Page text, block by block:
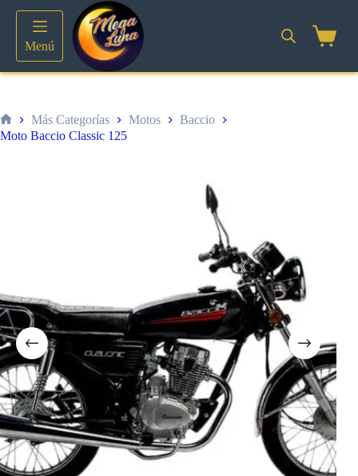
contenido
Menú
Inicio
Más Categorías Motos
Baccio
Moto Baccio Classic 125